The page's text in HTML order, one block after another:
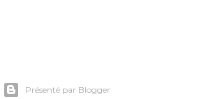
Présenté par Blogger